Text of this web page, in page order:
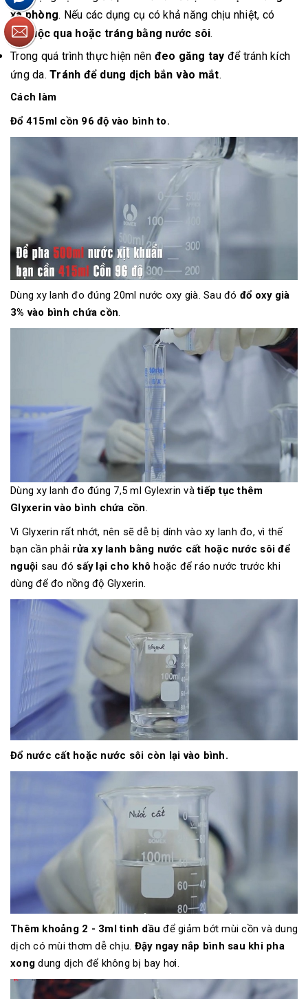
xà phòng. Nếu các dụng cụ có khả năng chịu nhiệt, có
thểluộc qua hoặc tráng bằng nước sôi.
Trong quá trình thực hiện nên đeo găng tay để tránh kích
ứng da. Tránh để dung dịch bắn vào mắt.
Cách làm
Đổ 415ml cồn 96 độ vào bình to.
Dùng xy lanh đo đúng 20ml nước oxy già. Sau đó đổ oxy già
3% vào bình chứa cồn.
Dùng xy lanh đo đúng 7,5 ml Gylexrin vàtiếp tục thêm
Glyxerin vào bình chứa cồn
Vì Glyxerin rất nhớt, nên sẽ dễ bị dính vào xy lanh đo, vì thế
bạn cần phải rửa xy lanh bằng nước cất hoặc nước sôi để
nguội sau đó sấy lại cho khôhoặc để ráo nước trước khi
dùng để đo nồng độ Glyxerin.
Đổ nước cất hoặc nước sôi còn lại vào bình.
Thêm khoảng 2 - 3ml tinh dầu để giảm bớt mùi cồn và dung
dịch có mùi thơm dễ chịu. Đậy ngay nắp bình sau khi pha
xong dung dịch để không bị bay hơi.